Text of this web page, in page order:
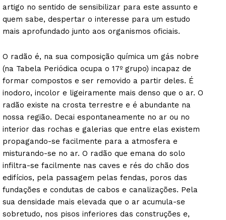
artigo no sentido de sensibilizar para este assunto e
quem sabe, despertar o interesse para um estudo
mais aprofundado junto aos organismos oficiais.
O radão é, na sua composição química um gás nobre
(na Tabela Periódica ocupa o 17º grupo) incapaz de
formar compostos e ser removido a partir deles. É
inodoro, incolor e ligeiramente mais denso que o ar. O
radão existe na crosta terrestre e é abundante na
nossa região. Decai espontaneamente no ar ou no
interior das rochas e galerias que entre elas existem
propagando-se facilmente para a atmosfera e
misturando-se no ar. O radão que emana do solo
infiltra-se facilmente nas caves e rés do chão dos
edifícios, pela passagem pelas fendas, poros das
fundações e condutas de cabos e canalizações. Pela
sua densidade mais elevada que o ar acumula-se
sobretudo, nos pisos inferiores das construções e,